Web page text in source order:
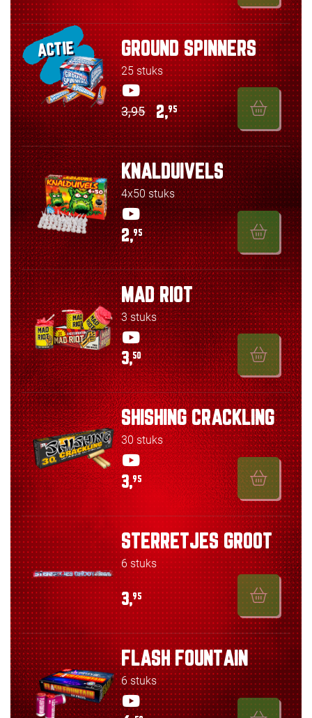
ACTIE GROUND SPINNERS
25 stuks
3,95 2,95
KNALDUIVELS
4x50 stuks
2,95
MAD RIOT
3 stuks
3,50
SHISHING CRACKLING
30 stuks
3,95
STERRETJES GROOT
6 stuks
3,95
FLASH FOUNTAIN
6 stuks